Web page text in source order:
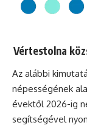
Vértestolna
Az alábbi
népességének
évektől 2026-ig
segítségével